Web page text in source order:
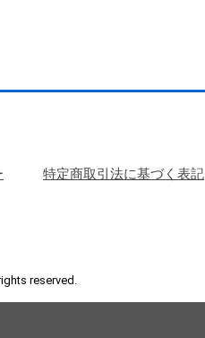
特定商取引法に基づく表記
reserved.